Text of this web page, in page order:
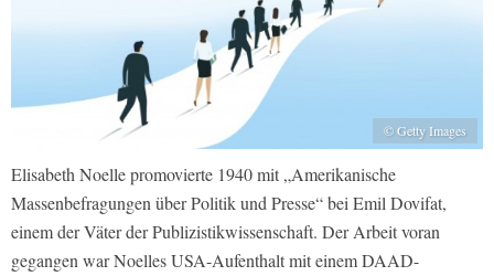
© Getty Images
Elisabeth Noelle promovierte 1940 mit „Amerikanische
Massenbefragungen über Politik und Presse“ bei Emil Dovifat,
einem der Väter der Publizistikwissenschaft. Der Arbeit voran
gegangen war Noelles USA-Aufenthalt mit einem DAAD-